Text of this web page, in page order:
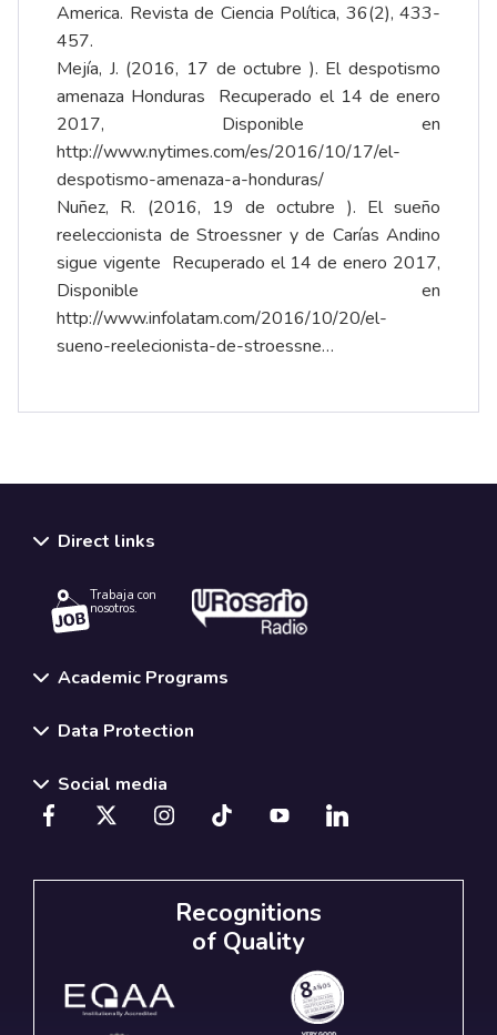
America. Revista de Ciencia Política, 36(2), 433-
457.
Mejía, J. (2016, 17 de octubre ). El despotismo
amenaza Honduras Recuperado el 14 de enero
2017, Disponible en
http://www.nytimes.com/es/2016/10/17/el-
despotismo-amenaza-a-honduras/
Nuñez, R. (2016, 19 de octubre ). El sueño
reeleccionista de Stroessner y de Carías Andino
sigue vigente Recuperado el 14 de enero 2017,
Disponible en
http://www.infolatam.com/2016/10/20/el-
sueno-reelecionista-de-stroessne…
Direct links
Trabaja con
nosotros.
Academic Programs
Data Protection
Social media
Recognitions
of Quality